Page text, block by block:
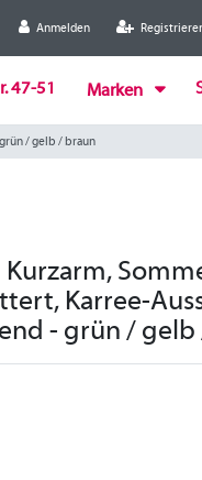
Anmelden
47-51 Marken
/ gelb / braun
Kurzarm,
Karree-
- grün / gelb